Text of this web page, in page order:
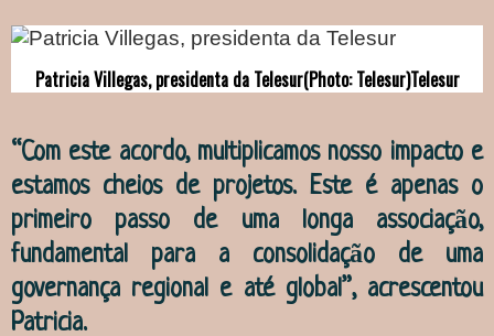
Patricia Villegas, presidenta da Telesur(Photo: Telesur)Telesur
“Com este acordo, multiplicamos nosso impacto e
estamos cheios de projetos. Este é apenas o
primeiro passo de uma longa associação,
fundamental para a consolidação de uma
governança regional e até global”, acrescentou
Patricia.